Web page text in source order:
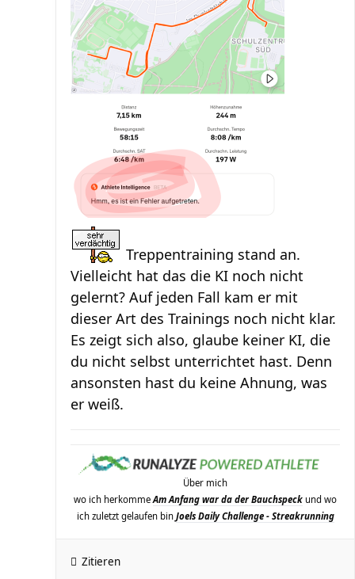
Treppentraining stand an.
Vielleicht hat das die KI noch nicht
gelernt? Auf jeden Fall kam er mit
dieser Art des Trainings noch nicht klar.
Es zeigt sich also, glaube keiner KI, die
du nicht selbst unterrichtet hast. Denn
ansonsten hast du keine Ahnung, was
er weiß.
Über mich
wo ich herkommeAm Anfang war da der Bauchspeck und wo
ich zuletzt gelaufen bin Joels Daily Challenge - Streakrunning
Zitieren